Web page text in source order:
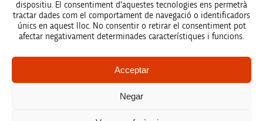
dispositiu. El consentiment d'aquestes tecnologies ens permetrà
tractar dades com el comportament de navegació o identificadors
únics en aquest lloc. No consentir o retirar el consentiment pot
afectar negativament determinades característiques i funcions.
Acceptar
Negar